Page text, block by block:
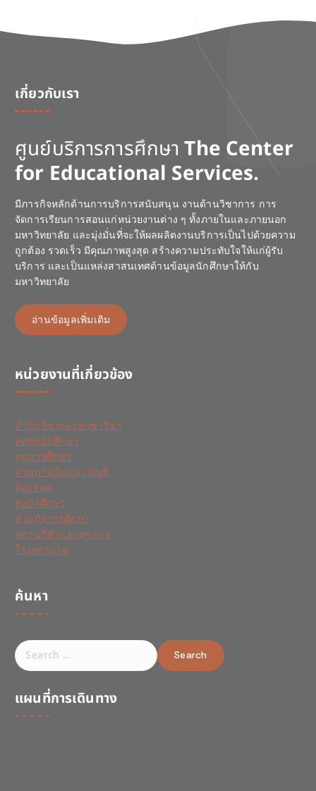
เกี่ยวกับเรา
ศูนย์บริการการศึกษา The Center
for Educational Services.
มีภารกิจหลักด้านการบริการสนับสนุน งานด้านวิชาการ การ
จัดการเรียนการสอนแก่หน่วยงานต่าง ๆ ทั้งภายในและภายนอก
มหาวิทยาลัย และมุ่งมั่นที่จะให้ผลผลิตงานบริการเป็นไปด้วยความ
ถูกต้อง รวดเร็ว มีคุณภาพสูงสุด สร้างความประทับใจให้แก่ผู้รับ
บริการ และเป็นแหล่งสาสนเทศด้านข้อมูลนักศึกษาให้กับ
มหาวิทยาลัย
อ่านข้อมูลเพิ่มเติม
หน่วยงานที่เกี่ยวข้อง
สำนักวิชาและสาขาวิชา
หอพักนักศึกษา
ทุนการศึกษา
ส่วนการเงินและบัญชี
ห้องสมุด
สหกิจศึกษา
ส่วนกิจการศึกษา
สถานกีฬาและสุขภาพ
โรงพยาบาล
ค้นหา
S
e
rแผนที่การเดินทาง